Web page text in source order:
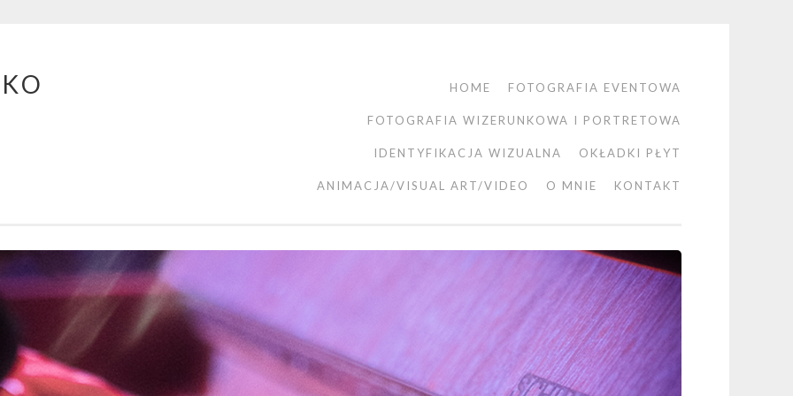
HOME FOTOGRAFIA EVENTOWA
FOTOGRAFIA WIZERUNKOWA I PORTRETOWA
IDENTYFIKACJA WIZUALNA OKŁADKI PŁYT
ANIMACJA/VISUAL ART/VIDEO O MNIE KONTAKT